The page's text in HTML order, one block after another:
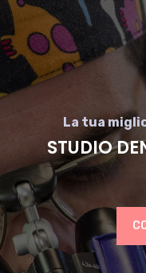
STUDIO
La tua